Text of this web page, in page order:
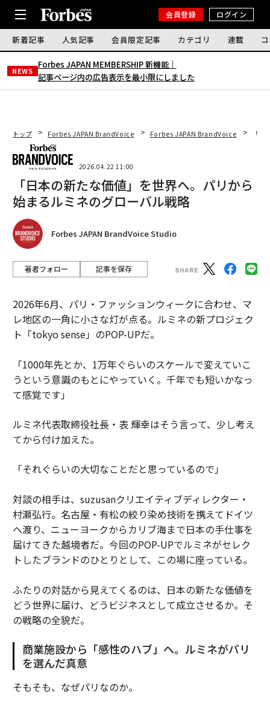
会員登録 ログイン
新着記事 人気記事 会員限定記事 カテゴリ 連載
NEWS
Forbes JAPAN MEMBERSHIP 新機能｜
記事ページ内の広告表示を最小限にしました
トップ Forbes JAPAN BrandVoice Forbes JAPAN BrandVoice 「
2026.04.22 11:00
「日本の新たな価値」を世界へ。パリから
始まるルミネのグローバル戦略
Forbes JAPAN BrandVoice Studio
著者フォロー 記事を保存
2026年6月、パリ・ファッションウィークに合わせ、マ
レ地区の一角に小さな灯が点る。ルミネの新プロジェク
ト「tokyo sense」のPOP-UPだ。
「1000年先とか、1万年ぐらいのスケールで変えていこ
うという意識のもとにやっていく。千年でも短いかなっ
て感覚です」
ルミネ代表取締役社長・表 輝幸はそう言って、少し考え
てから付け加えた。
「それぐらいの大切なことだと思っているので」
対談の相手は、suzusanクリエイティブディレクター・
村瀬弘行。名古屋・有松の絞り染め技術を携えてドイツ
へ渡り、ニューヨークからカリブ海まで日本の手仕事を
届けてきた越境者だ。今回のPOP-UPでルミネがセレク
トしたブランドのひとりとして、この場に座っている。
ふたりの対話から見えてくるのは、日本の新たな価値を
どう世界に届け、どうビジネスとして成立させるか。そ
の戦略の全貌だ。
商業施設から「感性のハブ」へ。ルミネがパリ
を選んだ真意
そもそも、なぜパリなのか。